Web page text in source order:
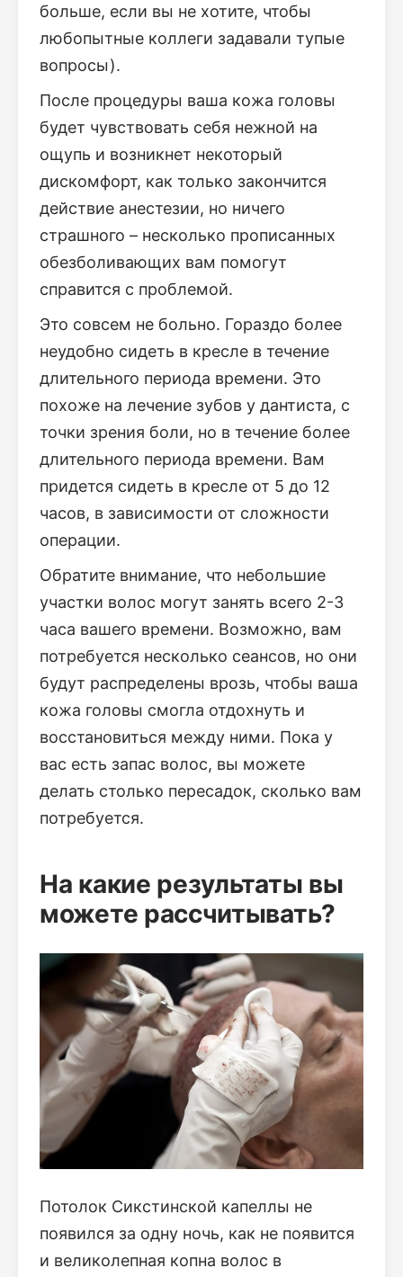
больше, если вы не хотите, чтобы
любопытные коллеги задавали тупые
вопросы).
После процедуры ваша кожа головы
будет чувствовать себя нежной на
ощупь и возникнет некоторый
дискомфорт, как только закончится
действие анестезии, но ничего
страшного – несколько прописанных
обезболивающих вам помогут
справится с проблемой.
Это совсем не больно. Гораздо более
неудобно сидеть в кресле в течение
длительного периода времени. Это
похоже на лечение зубов у дантиста, с
точки зрения боли, но в течение более
длительного периода времени. Вам
придется сидеть в кресле от 5 до 12
часов, в зависимости от сложности
операции.
Обратите внимание, что небольшие
участки волос могут занять всего 2-3
часа вашего времени. Возможно, вам
потребуется несколько сеансов, но они
будут распределены врозь, чтобы ваша
кожа головы смогла отдохнуть и
восстановиться между ними. Пока у
вас есть запас волос, вы можете
делать столько пересадок, сколько вам
потребуется.
На какие результаты вы
можете рассчитывать?
Потолок Сикстинской капеллы не
появился за одну ночь, как не появится
и великолепная копна волос в